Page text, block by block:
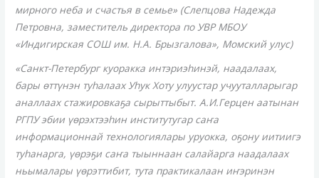
мирного неба и счастья в семье» (Слепцова Надежда
Петровна, заместитель директора по УВР МБОУ
«Индигирская СОШ им. Н.А. Брызгалова», Момский улус)
«Санкт-Петербург куоракка интэриэһинэй, наадалаах,
бары өттүнэн туһалаах Уһук Хоту улуустар учууталларыгар
аналлаах стажировкаҕа сырыттыбыт. А.И.Герцен аатынан
РГПУ эбии үөрэхтээһин институтугар саҥа
информационнай технологиялары уруокка, оҕону иитиигэ
туһанарга, үөрэҕи саҥа тыыннаан салайарга наадалаах
ньымалары үөрэттибит, тута практикалаан иҥэринэн